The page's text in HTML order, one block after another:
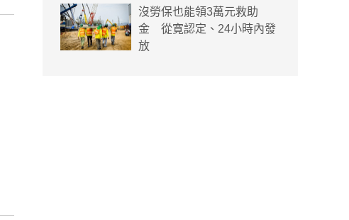
沒勞保也能領3萬元救助
金 從寛認定、24小時內發
放